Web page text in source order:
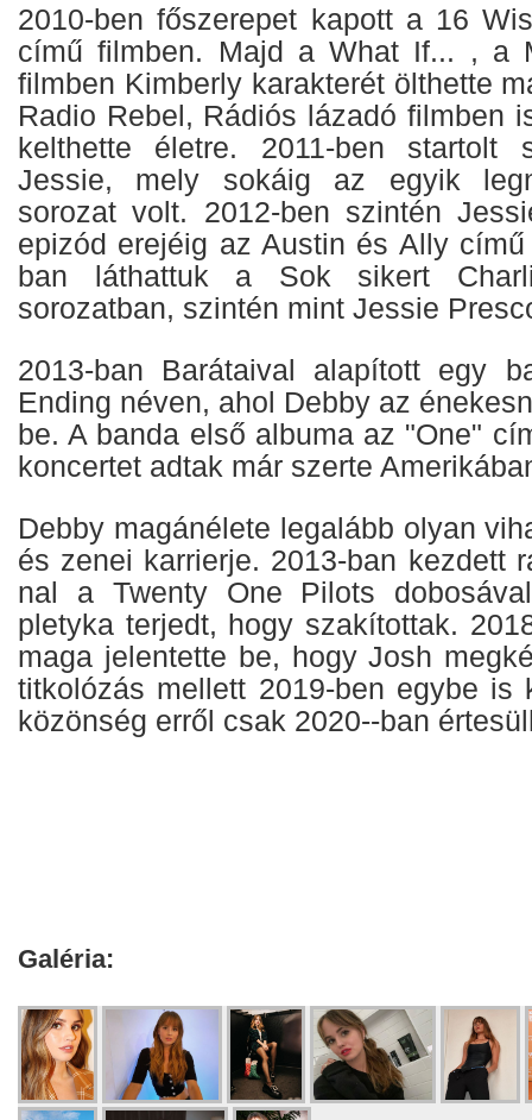
2010-ben főszerepet kapott a 16
című filmben. Majd a What If... , a
filmben Kimberly karakterét ölthette
Radio Rebel, Rádiós lázadó filmben
kelthette életre. 2011-ben startolt
Jessie, mely sokáig az egyik
sorozat volt. 2012-ben szintén
epizód erejéig az Austin és Ally
ban láthattuk a Sok sikert
sorozatban, szintén mint Jessie
2013-ban Barátaival alapított egy
Ending néven, ahol Debby az
be. A banda első albuma az "One"
koncertet adtak már szerte
Debby magánélete legalább olyan
és zenei karrierje. 2013-ban kezdett
nal a Twenty One Pilots
pletyka terjedt, hogy szakítottak.
maga jelentette be, hogy Josh
titkolózás mellett 2019-ben egybe is
közönség erről csak 2020--ban
Galéria: